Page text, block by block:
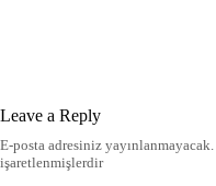
Leave a Reply
E-posta adresiniz yayınlanmayacak.
işaretlenmişlerdir